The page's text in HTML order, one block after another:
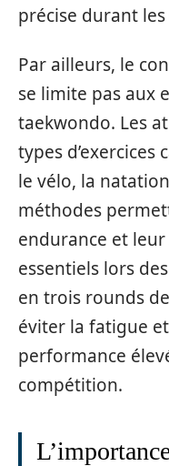
précise durant
Par ailleurs, le
se limite pas aux
taekwondo. Les
types d’exercices
le vélo, la
méthodes
endurance et
essentiels lors
en trois rounds
éviter la fatigue
performance
compétition.